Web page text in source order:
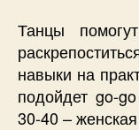
Танцы
навыки на
подойдет go-
30-40 –